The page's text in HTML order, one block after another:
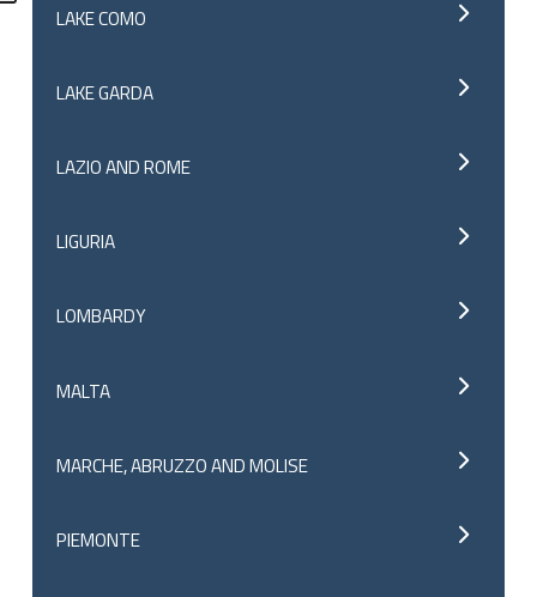
LAKE COMO
LAKE GARDA
LAZIO AND ROME
LIGURIA
LOMBARDY
MALTA
MARCHE, ABRUZZO AND MOLISE
PIEMONTE